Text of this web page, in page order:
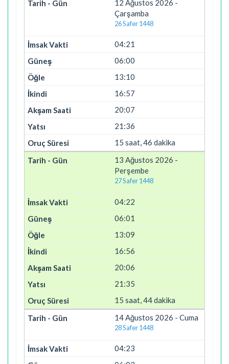
12 Ağustos 2026 -
Çarşamba
26 Safer 1448
04:21
06:00
13:10
16:57
20:07
21:36
15 saat, 46 dakika
13 Ağustos 2026 -
Perşembe
27 Safer 1448
04:22
06:01
13:09
16:56
20:06
21:35
15 saat, 44 dakika
14 Ağustos 2026 - Cuma
28 Safer 1448
04:23